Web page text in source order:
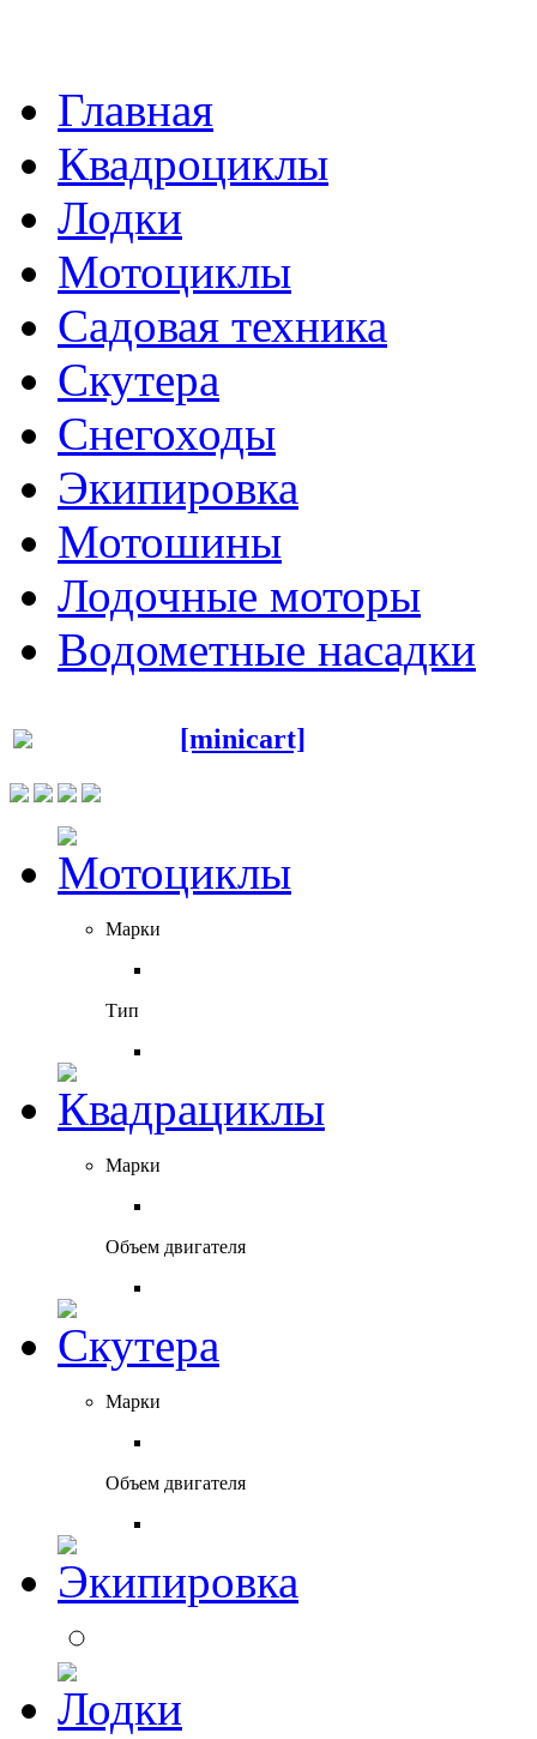
Главная
Квадроциклы
Лодки
Мотоциклы
Садовая техника
Скутера
Снегоходы
Экипировка
Мотошины
Лодочные моторы
Водометные насадки
[minicart]
Марки
Тип
Марки
Объем двигателя
Марки
Объем двигателя